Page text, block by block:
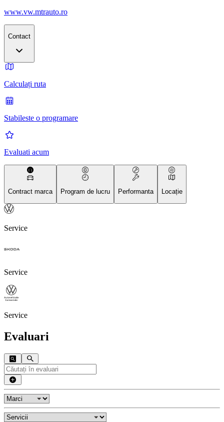
www.vw.mtrauto.ro
Contact
Calculați ruta
Stabileste o programare
Evaluati acum
Contract marca Program de lucru Performanta Locație
Service
Service
Service
Evaluari